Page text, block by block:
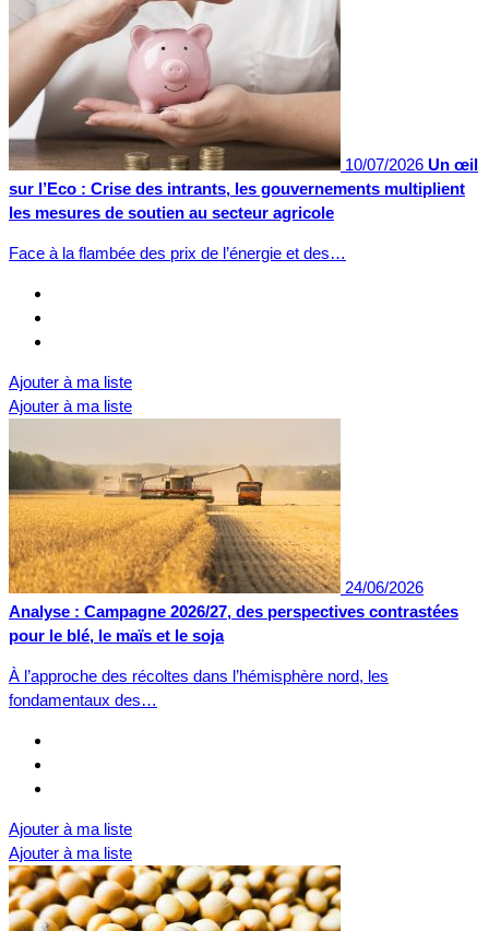
10/07/2026 Un œil
sur l’Eco : Crise des intrants, les gouvernements multiplient
les mesures de soutien au secteur agricole
Face à la flambée des prix de l’énergie et des…
Ajouter à ma liste
Ajouter à ma liste
24/06/2026
Analyse : Campagne 2026/27, des perspectives contrastées
pour le blé, le maïs et le soja
À l’approche des récoltes dans l’hémisphère nord, les
fondamentaux des…
Ajouter à ma liste
Ajouter à ma liste